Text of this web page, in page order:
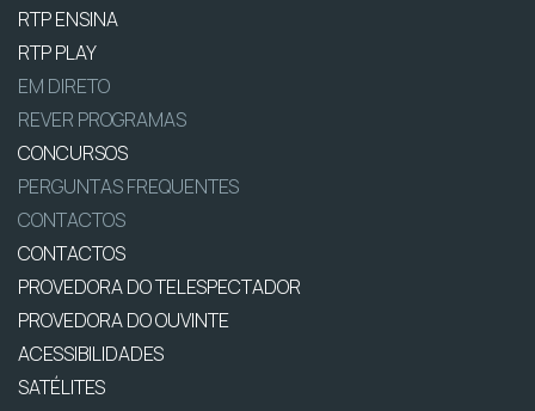
RTP ENSINA
RTP PLAY
EM DIRETO
REVER PROGRAMAS
CONCURSOS
PERGUNTAS FREQUENTES
CONTACTOS
CONTACTOS
PROVEDORA DO TELESPECTADOR
PROVEDORA DO OUVINTE
ACESSIBILIDADES
SATÉLITES